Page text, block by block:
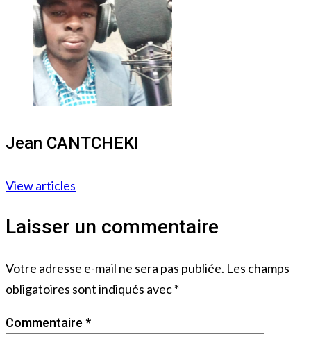
Jean CANTCHEKI
View articles
Laisser un commentaire
Votre adresse e-mail ne sera pas publiée. Les champs
obligatoires sont indiqués avec*
Commentaire *